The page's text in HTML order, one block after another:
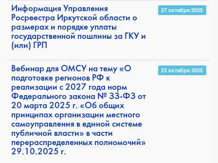
Информация Управления
Росреестра Иркутской области о
размерах и порядке уплаты
государственной пошлины за ГКУ и
(или) ГРП
27 октября 2025
Вебинар для ОМСУ на тему «О
подготовке регионов РФ к
реализации с 2027 года норм
Федерального закона № ЗЗ-ФЗ от
20 марта 2025 г. «Об общих
принципах организации местного
самоуправления в единой системе
публичной власти» в части
перераспределенных полномочий»
29.10.2025 г.
23 октября 2025